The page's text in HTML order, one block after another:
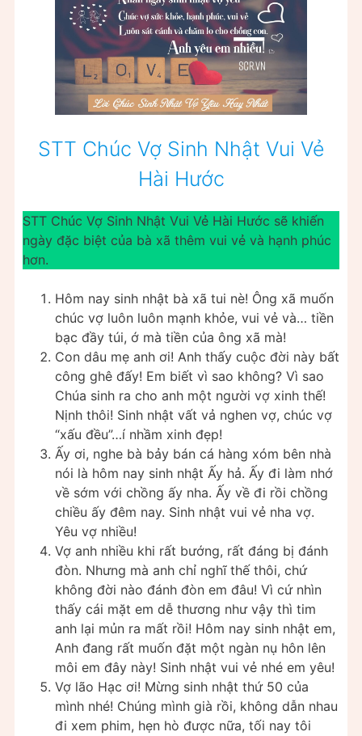
STT Chúc Vợ Sinh Nhật Vui Vẻ
Hài Hước
STT Chúc Vợ Sinh Nhật Vui Vẻ Hài Hước sẽ khiến
ngày đặc biệt của bà xã thêm vui vẻ và hạnh phúc
hơn.
Hôm nay sinh nhật bà xã tui nè! Ông xã muốn
chúc vợ luôn luôn mạnh khỏe, vui vẻ và… tiền
bạc đầy túi, ớ mà tiền của ông xã mà!
Con dâu mẹ anh ơi! Anh thấy cuộc đời này bất
công ghê đấy! Em biết vì sao không? Vì sao
Chúa sinh ra cho anh một người vợ xinh thế!
Nịnh thôi! Sinh nhật vất vả nghen vợ, chúc vợ
“xấu đều”…í nhầm xinh đẹp!
Ấy ơi, nghe bà bảy bán cá hàng xóm bên nhà
nói là hôm nay sinh nhật Ấy hả. Ấy đi làm nhớ
về sớm với chồng ấy nha. Ấy về đi rồi chồng
chiều ấy đêm nay. Sinh nhật vui vẻ nha vợ.
Yêu vợ nhiều!
Vợ anh nhiều khi rất bướng, rất đáng bị đánh
đòn. Nhưng mà anh chỉ nghĩ thế thôi, chứ
không đời nào đánh đòn em đâu! Vì cứ nhìn
thấy cái mặt em dễ thương như vậy thì tim
anh lại mủn ra mất rồi! Hôm nay sinh nhật em,
Anh đang rất muốn đặt một ngàn nụ hôn lên
môi em đây này! Sinh nhật vui vẻ nhé em yêu!
Vợ lão Hạc ơi! Mừng sinh nhật thứ 50 của
mình nhé! Chúng mình già rồi, không dẫn nhau
đi xem phim, hẹn hò được nữa, tối nay tôi